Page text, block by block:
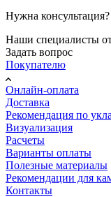
Нужна консультация?
Наши специалисты
Задать вопрос
Покупателю
Онлайн-оплата
Доставка
Рекомендация по
Визуализация
Расчеты
Варианты оплаты
Полезные материалы
Рекомендации для
Контакты